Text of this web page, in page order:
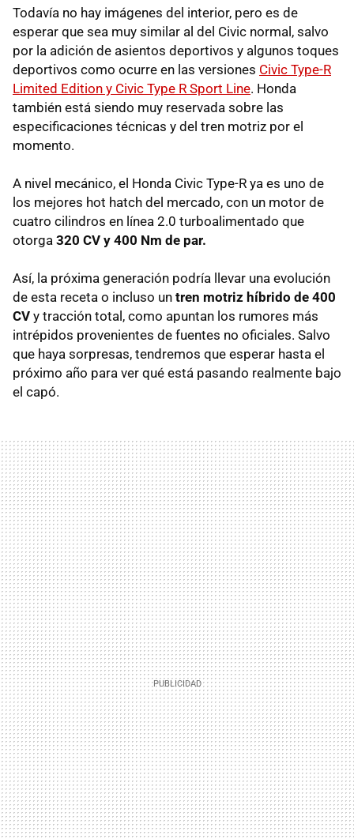
Todavía no hay imágenes del interior, pero es de
esperar que sea muy similar al del Civic normal, salvo
por la adición de asientos deportivos y algunos toques
deportivos como ocurre en las versiones Civic Type-R
Limited Edition y Civic Type R Sport Line. Honda
también está siendo muy reservada sobre las
especificaciones técnicas y del tren motriz por el
momento.
A nivel mecánico, el Honda Civic Type-R ya es uno de
los mejores hot hatch del mercado, con un motor de
cuatro cilindros en línea 2.0 turboalimentado que
otorga 320 CV y 400 Nm de par.
Así, la próxima generación podría llevar una evolución
de esta receta o incluso un tren motriz híbrido de 400
CV y tracción total, como apuntan los rumores más
intrépidos provenientes de fuentes no oficiales. Salvo
que haya sorpresas, tendremos que esperar hasta el
próximo año para ver qué está pasando realmente bajo
el capó.